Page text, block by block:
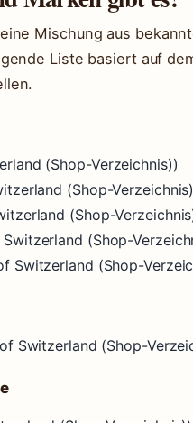
Mischung aus
Liste basiert auf
(Shop-Verzeichnis))
(Shop-
(Shop-
(Shop-
Switzerland (Shop-
Switzerland (Shop-